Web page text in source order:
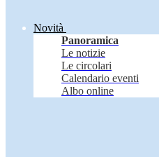
Novità
Panoramica
Le notizie
Le circolari
Calendario eventi
Albo online